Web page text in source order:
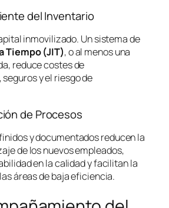
del Inventario
inmovilizado. Un sistema de
Tiempo (JIT), o al menos una
reduce costes de
y el riesgo de
de Procesos
y documentados reducen la
de los nuevos empleados,
en la calidad y facilitan la
áreas de baja eficiencia.